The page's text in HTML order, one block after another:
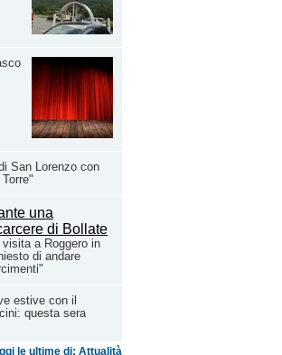
San Lorenzo con
a Roggero in
di andare
estive con il
questa sera
le ultime di: Attualità